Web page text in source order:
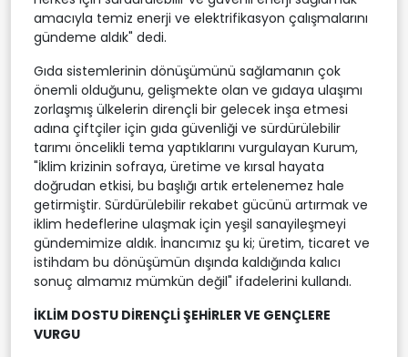
amacıyla temiz enerji ve elektrifikasyon çalışmalarını
gündeme aldık" dedi.
Gıda sistemlerinin dönüşümünü sağlamanın çok
önemli olduğunu, gelişmekte olan ve gıdaya ulaşımı
zorlaşmış ülkelerin dirençli bir gelecek inşa etmesi
adına çiftçiler için gıda güvenliği ve sürdürülebilir
tarımı öncelikli tema yaptıklarını vurgulayan Kurum,
"İklim krizinin sofraya, üretime ve kırsal hayata
doğrudan etkisi, bu başlığı artık ertelenemez hale
getirmiştir. Sürdürülebilir rekabet gücünü artırmak ve
iklim hedeflerine ulaşmak için yeşil sanayileşmeyi
gündemimize aldık. İnancımız şu ki; üretim, ticaret ve
istihdam bu dönüşümün dışında kaldığında kalıcı
sonuç almamız mümkün değil" ifadelerini kullandı.
İKLİM DOSTU DİRENÇLİ ŞEHİRLER VE GENÇLERE
VURGU